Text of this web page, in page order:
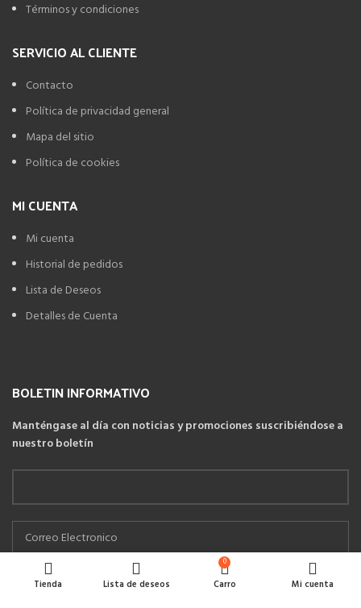
Términos y condiciones
SERVICIO AL CLIENTE
Contacto
Política de privacidad general
Mapa del sitio
Política de cookies
MI CUENTA
Mi cuenta
Historial de pedidos
Lista de Deseos
Detalles de Cuenta
BOLETIN INFORMATIVO
Manténgase al día con noticias y promociones suscribiéndose a
nuestro boletín
He leído y estoy de acuerdo con las Políticas de cambios y devoluciones
Tienda Lista de deseos
0
Carro Mi cuenta